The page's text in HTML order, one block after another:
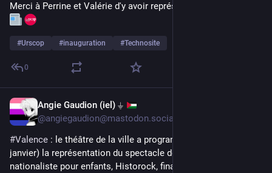
Merci à Perrine et Valérie d'y avoir représenté
#Urscop #inauguration #Technosite
0
Angie Gaudion (iel) ⏚
@angiegaudion@mastodon.social
#Valence : le théâtre de la ville a programmé jeudi soir (l15
janvier) la représentation du spectacle de propagande
nationaliste pour enfants, Historock, financé par le milliardaire